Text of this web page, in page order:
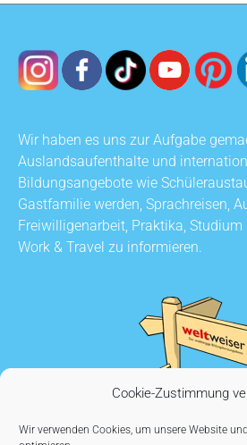
Cookie-Zustimmung
Wir verwenden Cookies, um unsere Website
Wir haben es uns zur Aufgabe
Auslandsaufenthalte und
Bildungsangebote wie
Gastfamilie werden, Sprachreisen,
Freiwilligenarbeit, Praktika,
Work & Travel zu informieren.